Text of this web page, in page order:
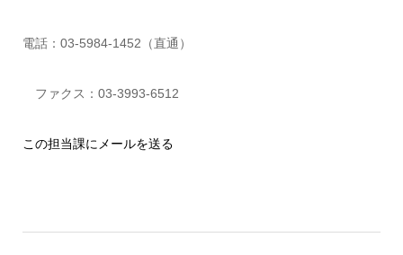
電話：03-5984-1452（直通）
ファクス：03-3993-6512
この担当課にメールを送る